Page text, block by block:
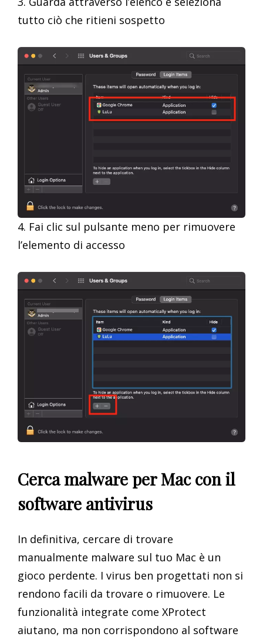
tutto ciò che ritieni sospetto
4. Fai clic sul pulsante meno per rimuovere
l’elemento di accesso
Cerca malware per Mac con il
software antivirus
In definitiva, cercare di trovare
manualmente malware sul tuo Mac è un
gioco perdente. I virus ben progettati non si
rendono facili da trovare o rimuovere. Le
funzionalità integrate come XProtect
aiutano, ma non corrispondono al software